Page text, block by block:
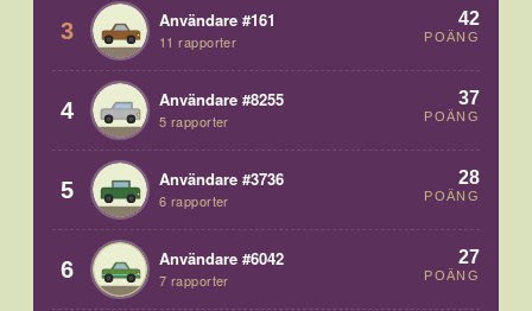
3 Användare #161
11 rapporter
42
POÄNG
4 Användare #8255
5 rapporter
37
POÄNG
5 Användare #3736
6 rapporter
28
POÄNG
6 Användare #6042
7 rapporter
27
POÄNG